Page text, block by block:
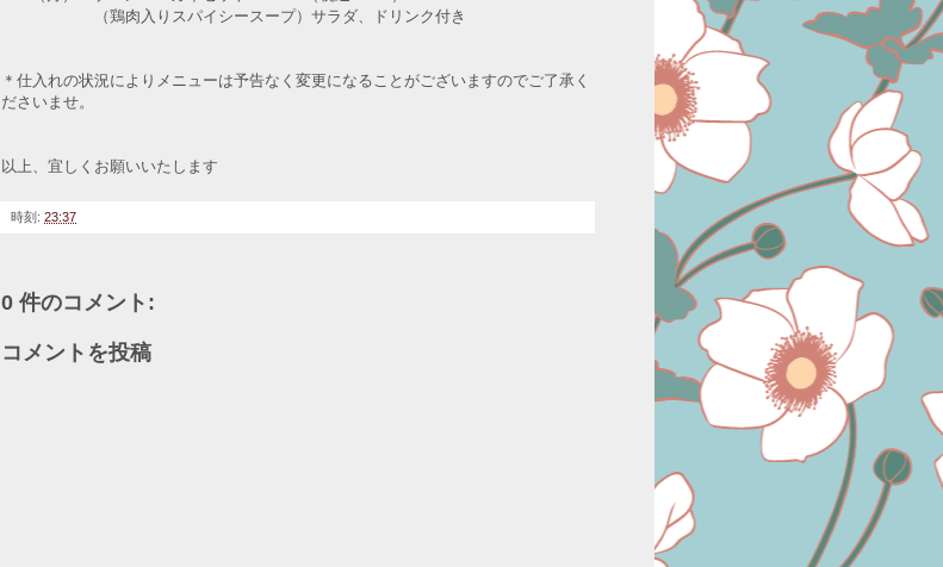
（鶏肉入りスパイシースープ）サラダ、ドリンク付き
＊仕入れの状況によりメニューは予告なく変更になることがございますのでご了承く
ださいませ。
以上、宜しくお願いいたします
時刻: 23:37
0 件のコメント:
コメントを投稿